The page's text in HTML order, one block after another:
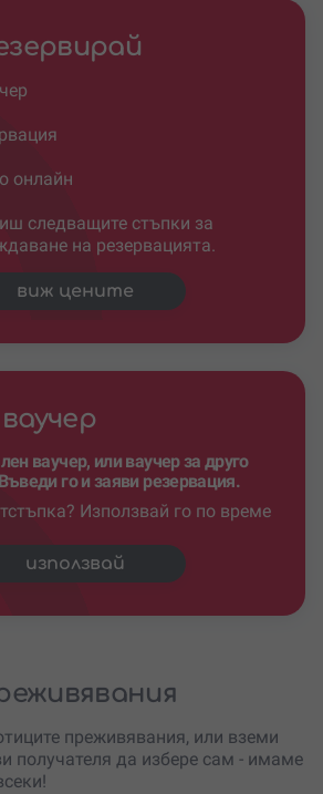
онлайн
следващите стъпки за
на резервацията.
виж цените
ваучер, или ваучер за друго
го и заяви резервация.
Използвай го по време
използвай
преживявания, или вземи
получателя да избере сам - имаме